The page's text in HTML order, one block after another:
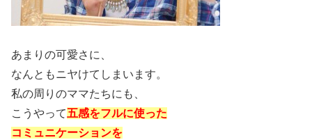
あまりの可愛さに、
なんともニヤけてしまいます。
私の周りのママたちにも、
こうやって五感をフルに使った
コミュニケーションを